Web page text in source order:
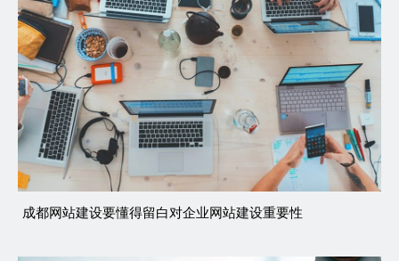
成都网站建设要懂得留白对企业网站建设重要性